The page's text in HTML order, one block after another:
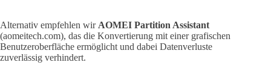
Alternativ empfehlen wir AOMEI Partition Assistant
(aomeitech.com), das die Konvertierung mit einer grafischen
Benutzeroberfläche ermöglicht und dabei Datenverluste
zuverlässig verhindert.